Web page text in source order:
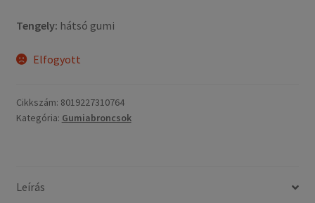
Tengely: hátsó gumi
Elfogyott
Cikkszám: 8019227310764
Kategória: Gumiabroncsok
Leírás